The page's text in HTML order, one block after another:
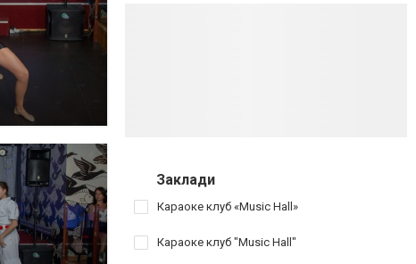
Заклади
Караоке клуб «Music Hall»
Караоке клуб "Music Hall"